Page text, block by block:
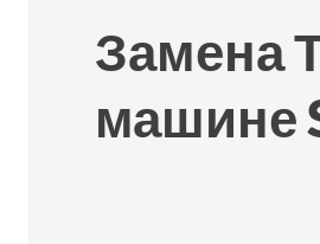
Замена
машине
Ремонт